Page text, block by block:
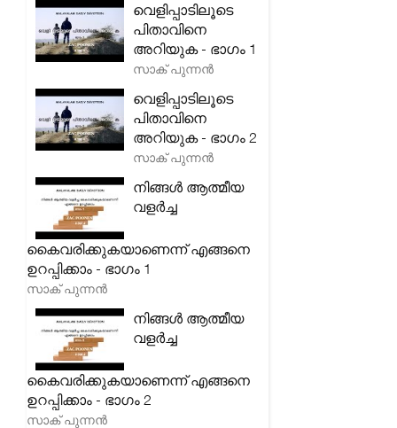
വെളിപ്പാടിലൂടെ
പിതാവിനെ
അറിയുക - ഭാഗം 1
സാക് പുന്നൻ
വെളിപ്പാടിലൂടെ
പിതാവിനെ
അറിയുക - ഭാഗം 2
സാക് പുന്നൻ
നിങ്ങൾ ആത്മീയ
വളർച്ച
കൈവരിക്കുകയാണെന്ന് എങ്ങനെ
ഉറപ്പിക്കാം - ഭാഗം 1
സാക് പുന്നൻ
നിങ്ങൾ ആത്മീയ
വളർച്ച
കൈവരിക്കുകയാണെന്ന് എങ്ങനെ
ഉറപ്പിക്കാം - ഭാഗം 2
സാക് പുന്നൻ